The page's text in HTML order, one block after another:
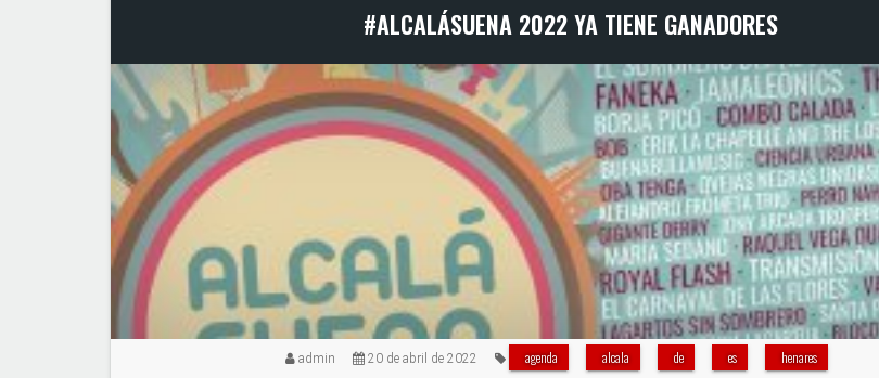
#ALCALÁSUENA 2022 YA TIENE GANADORES
admin 20 de abril de 2022 agenda alcala de es henares